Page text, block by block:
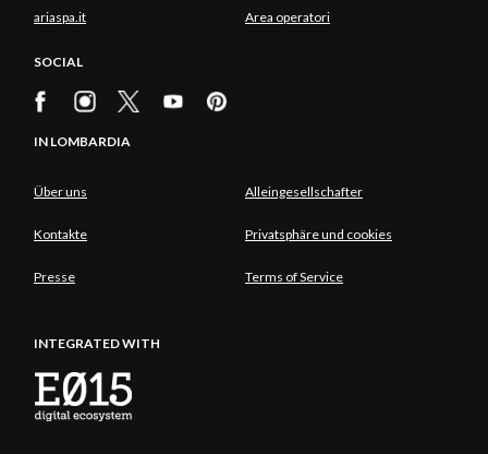
ariaspa.it Area operatori
SOCIAL
IN LOMBARDIA
Über uns Alleingesellschafter
Kontakte Privatsphäre und cookies
Presse Terms of Service
INTEGRATED WITH